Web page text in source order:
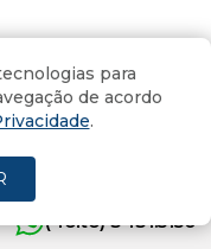
filiação no PL, no
Florianópolis,
presidente
(4oito) 3431.5150
para
de acordo
.